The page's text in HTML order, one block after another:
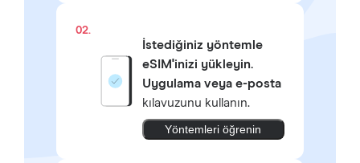
02.
İstediğiniz yöntemle
eSIM'inizi yükleyin.
Uygulama veya e-posta
kılavuzunu kullanın.
Yöntemleri öğrenin